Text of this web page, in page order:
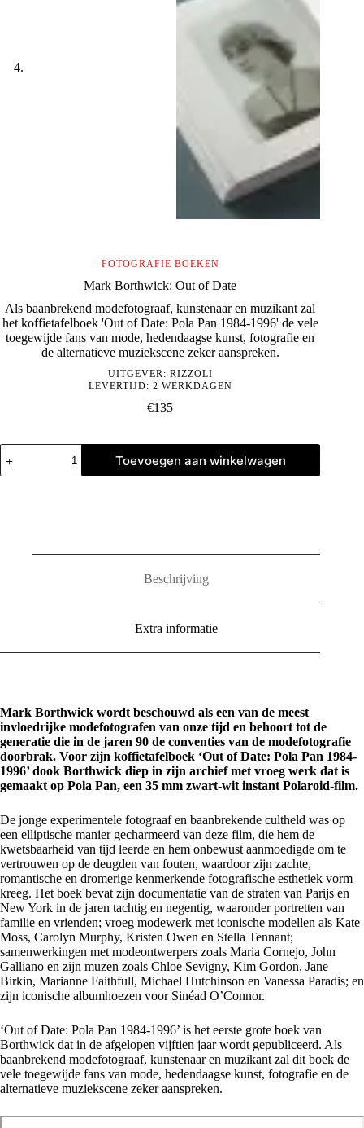
FOTOGRAFIE BOEKEN
Mark Borthwick: Out of Date
Als baanbrekend modefotograaf, kunstenaar en muzikant zal
het koffietafelboek 'Out of Date: Pola Pan 1984-1996' de vele
toegewijde fans van mode, hedendaagse kunst, fotografie en
de alternatieve muziekscene zeker aanspreken.
UITGEVER: RIZZOLI
LEVERTIJD: 2 WERKDAGEN
€135
Mark
Borthwick:
Out
Toevoegen aan winkelwagen
Beschrijving
Extra informatie
Mark Borthwick wordt beschouwd als een van de meest
invloedrijke modefotografen van onze tijd en behoort tot de
generatie die in de jaren 90 de conventies van de modefotografie
doorbrak. Voor zijn koffietafelboek ‘Out of Date: Pola Pan 1984-
1996’ dook Borthwick diep in zijn archief met vroeg werk dat is
gemaakt op Pola Pan, een 35 mm zwart-wit instant Polaroid-film.
De jonge experimentele fotograaf en baanbrekende cultheld was op
een elliptische manier gecharmeerd van deze film, die hem de
kwetsbaarheid van tijd leerde en hem onbewust aanmoedigde om te
vertrouwen op de deugden van fouten, waardoor zijn zachte,
romantische en dromerige kenmerkende fotografische esthetiek vorm
kreeg. Het boek bevat zijn documentatie van de straten van Parijs en
New York in de jaren tachtig en negentig, waaronder portretten van
familie en vrienden; vroeg modewerk met iconische modellen als Kate
Moss, Carolyn Murphy, Kristen Owen en Stella Tennant;
samenwerkingen met modeontwerpers zoals Maria Cornejo, John
Galliano en zijn muzen zoals Chloe Sevigny, Kim Gordon, Jane
Birkin, Marianne Faithfull, Michael Hutchinson en Vanessa Paradis; en
zijn iconische albumhoezen voor Sinéad O’Connor.
‘Out of Date: Pola Pan 1984-1996’ is het eerste grote boek van
Borthwick dat in de afgelopen vijftien jaar wordt gepubliceerd. Als
baanbrekend modefotograaf, kunstenaar en muzikant zal dit boek de
vele toegewijde fans van mode, hedendaagse kunst, fotografie en de
alternatieve muziekscene zeker aanspreken.